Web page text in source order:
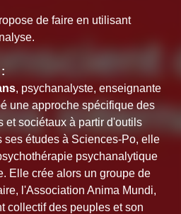
de faire en utilisant
, psychanalyste, enseignante
une approche spécifique des
et sociétaux à partir d'outils
ses études à Sciences-Po, elle
psychanalytique
Elle crée alors un groupe de
l'Association Anima Mundi,
collectif des peuples et son